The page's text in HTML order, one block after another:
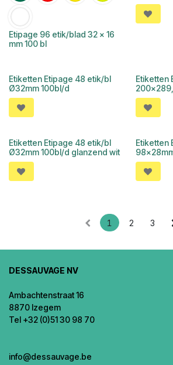
Etipage 96 etik/blad 32 x 16
mm 100 bl
Etiketten Etipage 48 etik/bl
Ø32mm 100bl/d
Etiketten
Etiketten Etipage 48 etik/bl
Ø32mm 100bl/d glanzend wit
Etiketten
1 2 3
DESSAUVAGE NV
Ambachtenstraat 16
8870 Izegem
Tel +32 (0)51 30 98 70
info@dessauvage.be